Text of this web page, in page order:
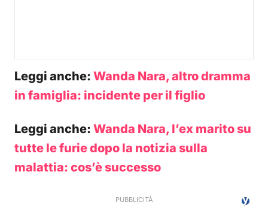
Leggi anche: Wanda Nara, altro dramma
in famiglia: incidente per il figlio
Leggi anche: Wanda Nara, l’ex marito su
tutte le furie dopo la notizia sulla
malattia: cos’è successo